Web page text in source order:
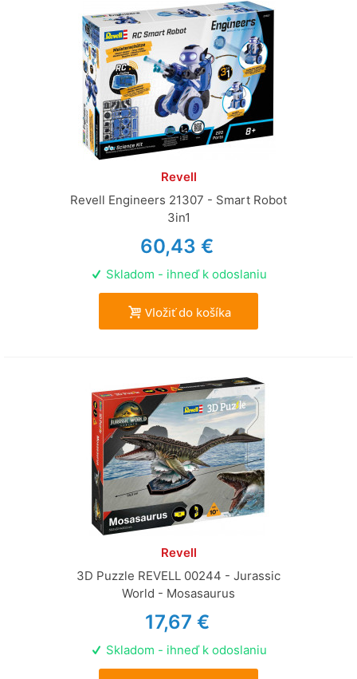
Revell
Revell Engineers 21307 - Smart Robot
3in1
60,43 €
Skladom - ihneď k odoslaniu
Vložiť do košíka
Revell
3D Puzzle REVELL 00244 - Jurassic
World - Mosasaurus
17,67 €
Skladom - ihneď k odoslaniu